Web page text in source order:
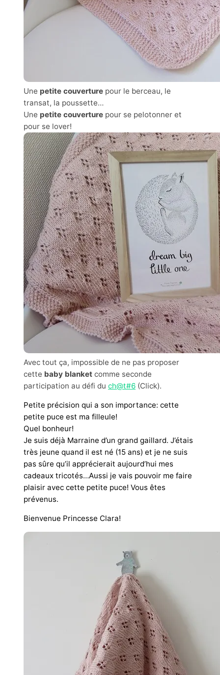
Une petite couverture pour le berceau, le
transat, la poussette…
Une petite couverture pour se pelotonner et
pour se lover!
Avec tout ça, impossible de ne pas proposer
cette baby blanket comme seconde
participation au défi du ch@t#6 (Click).
Petite précision qui a son importance: cette
petite puce est ma filleule!
Quel bonheur!
Je suis déjà Marraine d’un grand gaillard. J’étais
très jeune quand il est né (15 ans) et je ne suis
pas sûre qu’il apprécierait aujourd’hui mes
cadeaux tricotés…Aussi je vais pouvoir me faire
plaisir avec cette petite puce! Vous êtes
prévenus.
Bienvenue Princesse Clara!